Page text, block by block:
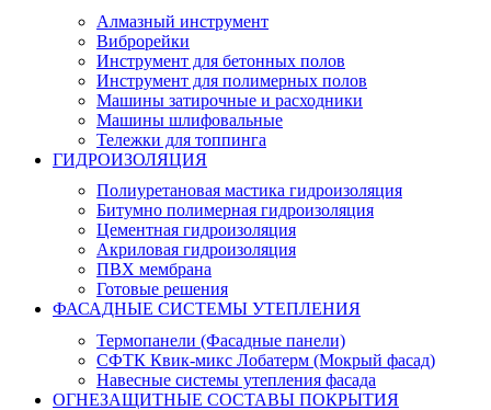
Алмазный инструмент
Виброрейки
Инструмент для бетонных полов
Инструмент для полимерных полов
Машины затирочные и расходники
Машины шлифовальные
Тележки для топпинга
ГИДРОИЗОЛЯЦИЯ
Полиуретановая мастика гидроизоляция
Битумно полимерная гидроизоляция
Цементная гидроизоляция
Акриловая гидроизоляция
ПВХ мембрана
Готовые решения
ФАСАДНЫЕ СИСТЕМЫ УТЕПЛЕНИЯ
Термопанели (Фасадные панели)
СФТК Квик-микс Лобатерм (Мокрый фасад)
Навесные системы утепления фасада
ОГНЕЗАЩИТНЫЕ СОСТАВЫ ПОКРЫТИЯ